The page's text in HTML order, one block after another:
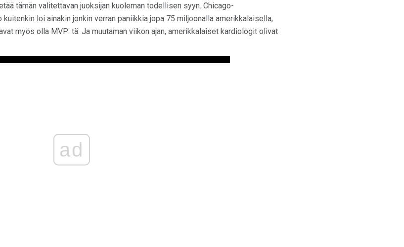
tämän valitettavan juoksijan kuoleman todellisen syyn. Chicago-
kuitenkin loi ainakin jonkin verran paniikkia jopa 75 miljoonalla amerikkalaisella,
myös olla MVP: tä. Ja muutaman viikon ajan, amerikkalaiset kardiologit olivat
ad